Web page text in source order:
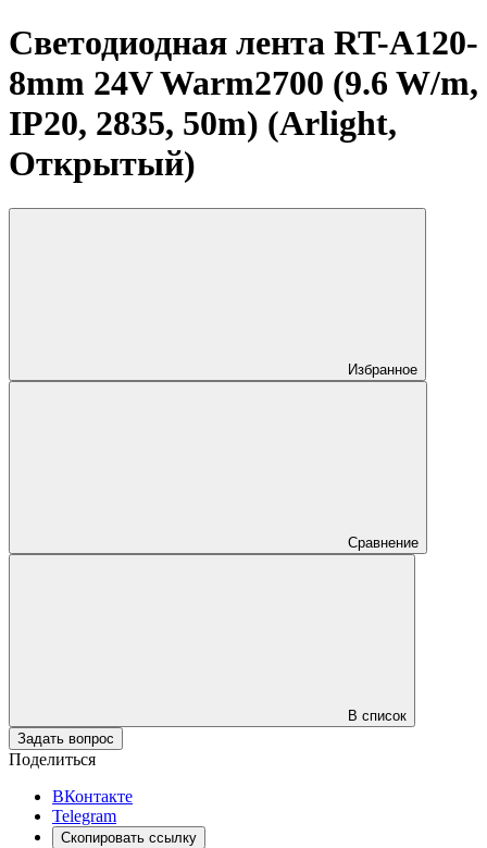
Светодиодная лента RT-A120-
8mm 24V Warm2700 (9.6 W/m,
IP20, 2835, 50m) (Arlight,
Открытый)
Избранное
Сравнение
В список
Задать вопрос
Поделиться
ВКонтакте
Telegram
Скопировать ссылку